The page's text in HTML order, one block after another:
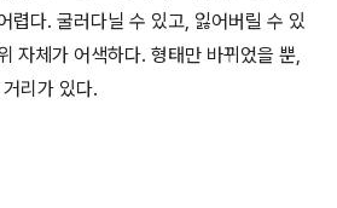
렵다. 굴러다닐 수 있고, 잃어버릴 수 있
자체가 어색하다. 형태만 바뀌었을 뿐,
리가 있다.